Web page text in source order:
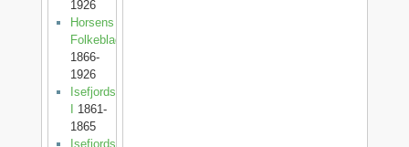
1926
Horsens
Folkeblad
1866-
1926
Isefjordsposten
1861-
1865
Isefjordsposten